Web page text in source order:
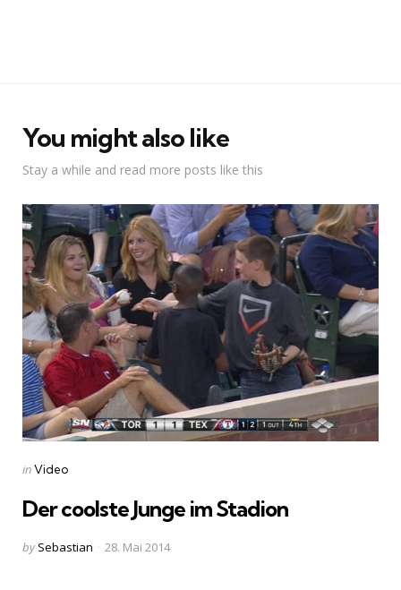
You might also like
Stay a while and read more posts like this
Categories
Posted
inVideo
Der coolste Junge im Stadion
Posted
by Sebastian 28. Mai 2014